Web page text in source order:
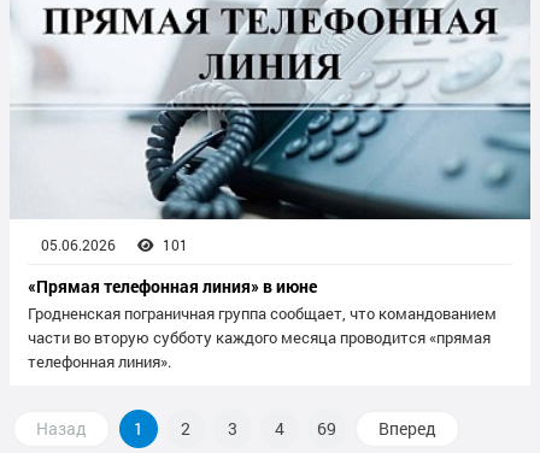
05.06.2026 101
«Прямая телефонная линия» в июне
Гродненская пограничная группа сообщает, что командованием
части во вторую субботу каждого месяца проводится «прямая
телефонная линия».
Назад 1 2 3 4 69 Вперед